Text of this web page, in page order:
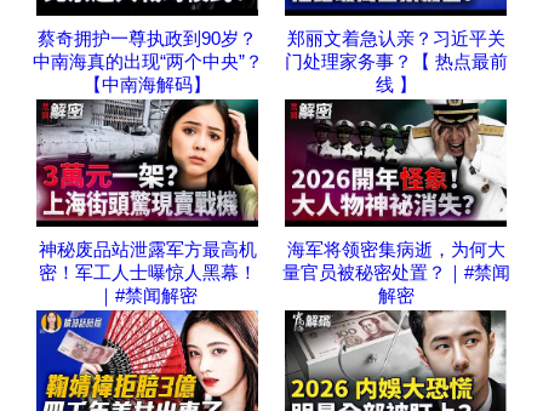
蔡奇拥护一尊执政到90岁？
中南海真的出现“两个中央”？
【中南海解码】
郑丽文着急认亲？习近平关
门处理家务事？【 热点最前
线 】
神秘废品站泄露军方最高机
密！军工人士曝惊人黑幕！
｜#禁闻解密
海军将领密集病逝，为何大
量官员被秘密处置？｜#禁闻
解密